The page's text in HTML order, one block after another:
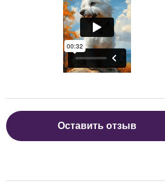
Оставить отзыв